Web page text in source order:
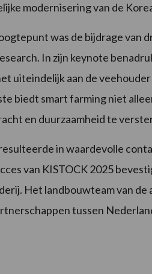
modernisering van de
was de bijdrage van
In zijn keynote
uiteindelijk aan de
biedt smart farming niet
en duurzaamheid te
in waardevolle
van KISTOCK 2025
Het landbouwteam van de
tussen